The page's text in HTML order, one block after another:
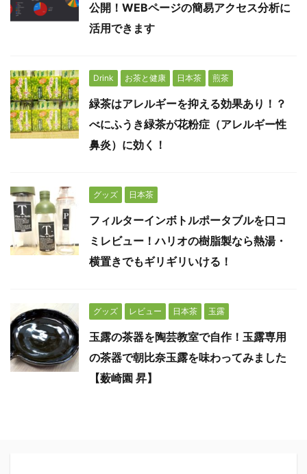
公開！WEBページの簡易アクセス分析に
活用できます
Drink お茶と健康 日本茶 煎茶
緑茶はアレルギーを抑える効果あり！？
べにふうき緑茶が花粉症（アレルギー性
鼻炎）に効く！
グッズ 日本茶
フィルターインボトルポータブルを口コ
ミレビュー！ハリオの樹脂製なら熱湯・
横置きでもギリギリいける！
グッズ レビュー 日本茶 玉露
玉露の茶器を陶芸教室で自作！玉露専用
の茶器で朝比奈玉露を味わってみました
【薮崎園 昇】